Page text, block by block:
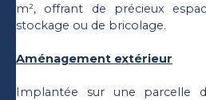
m², offrant de précieux
stockage ou de bricolage.
Aménagement extérieur
Implantée sur une parcelle